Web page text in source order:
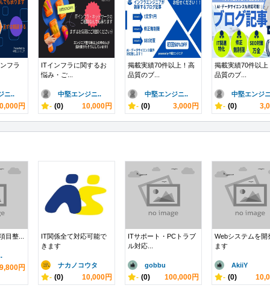
フラ
ニ..
円
ITインフラに関するお
悩み・ご...
中堅エンジニ..
- (0) 10,000円
掲載実績70件以上！高
品質のブ...
中堅エンジニ..
- (0) 3,000円
掲載実績70件以上
品質のブ...
中堅エンジ
- (0)
目整...
円
IT関係全て対応可能で
きます
ナカノコウタ
- (0) 10,000円
ITサポート・PCトラブ
ル対応...
gobbu
- (0) 100,000円
Webシステムを開
ます
AkiiY
- (0)